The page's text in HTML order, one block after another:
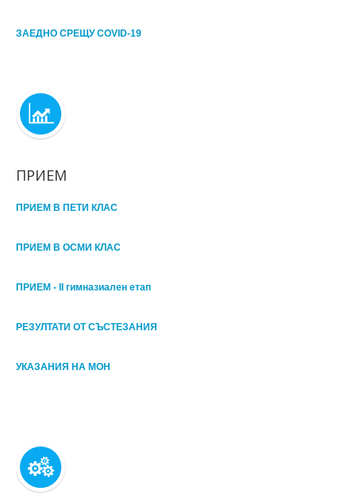
ЗАЕДНО СРЕЩУ COVID-19
ПРИЕМ
ПРИЕМ В ПЕТИ КЛАС
ПРИЕМ В ОСМИ КЛАС
ПРИЕМ - II гимназиален етап
РЕЗУЛТАТИ ОТ СЪСТЕЗАНИЯ
УКАЗАНИЯ НА МОН